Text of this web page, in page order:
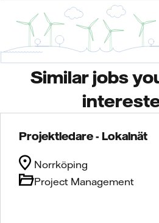
Similar jobs
Projektledare - Lokalnät
Project Management
Norrköping